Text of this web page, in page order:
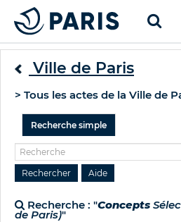
Ville de Paris
> Tous les actes de la Ville de
Recherche simple
Recherche : "Concepts
de Paris)"